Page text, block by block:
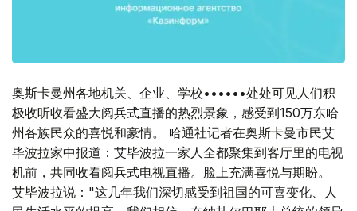
奥斯卡曼州各地机关、企业、学校••••••处处可见人们积
极收听收看盛大阅兵式直播的热烈景象，感受到150万东哈
州各族民众的喜悦和豪情。 哈通社记者在奥斯卡曼市民艾
毕波拉家中报道：艾毕波拉一家人全都聚集到客厅里的电视
机前，共同收看阅兵式电视直播。脸上充满喜悦与期盼。
艾毕波拉说："这几年我们深切感受到祖国的可喜变化、人